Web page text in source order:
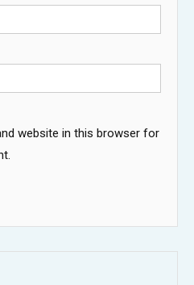
website in this browser for